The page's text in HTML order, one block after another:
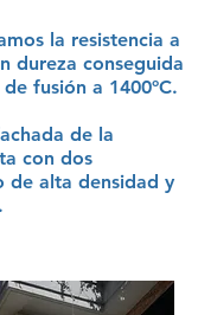
la resistencia a
dureza conseguida
fusión a 1400ºC.
de la
con dos
de alta densidad y